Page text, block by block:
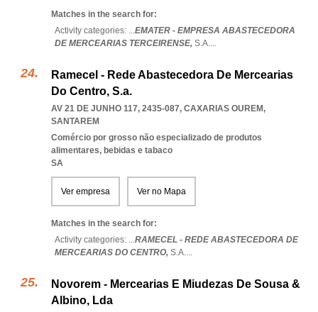
Matches in the search for:
Activity categories: ...EMATER - EMPRESA ABASTECEDORA
DE MERCEARIAS TERCEIRENSE, S.A....
Ramecel - Rede Abastecedora De Mercearias
Do Centro, S.a.
AV 21 DE JUNHO 117, 2435-087, CAXARIAS OUREM,
SANTAREM
Comércio por grosso não especializado de produtos
alimentares, bebidas e tabaco
SA
Ver empresa Ver no Mapa
Matches in the search for:
Activity categories: ...RAMECEL - REDE ABASTECEDORA DE
MERCEARIAS DO CENTRO, S.A....
Novorem - Mercearias E Miudezas De Sousa &
Albino, Lda